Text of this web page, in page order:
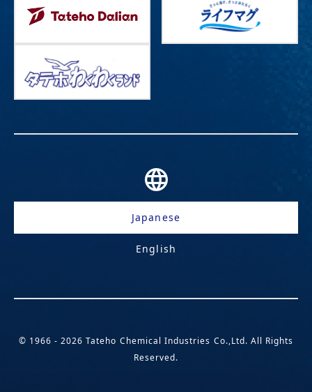
Japanese
English
© 1966 - 2026 Tateho Chemical Industries Co.,Ltd. All Rights
Reserved.